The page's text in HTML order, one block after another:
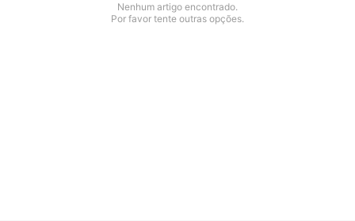
Nenhum artigo encontrado.
Por favor tente outras opções.